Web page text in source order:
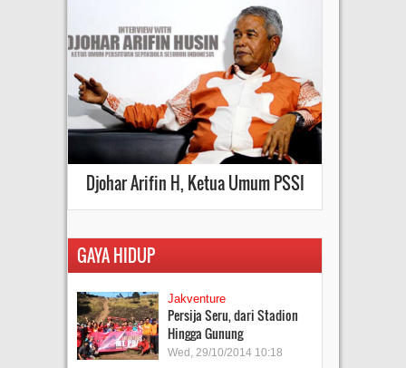
Djohar Arifin H, Ketua Umum PSSI
GAYA HIDUP
Jakventure
Persija Seru, dari Stadion
Hingga Gunung
Wed, 29/10/2014 10:18